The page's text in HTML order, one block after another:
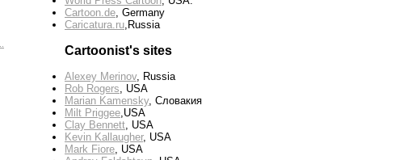
Cartoon.de, Germany
Сaricatura.ru,Russia
Cartoonist's sites
Alexey Merinov, Russia
Rob Rogers, USA
Marian Kamensky, Словакия
Milt Priggee,USA
Clay Bennett, USA
Kevin Kallaugher, USA
Mark Fiore, USA